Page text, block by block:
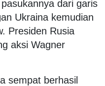
dari garis
Ukraina kemudian
Presiden Rusia
aksi Wagner
sempat berhasil